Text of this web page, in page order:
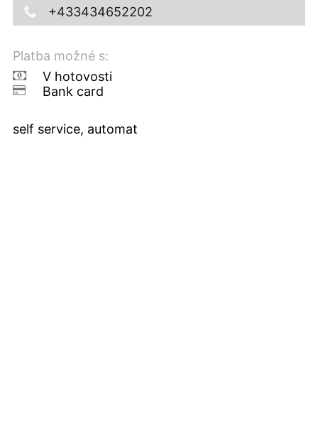
+433434652202
Platba možné s:
V hotovosti
Bank card
self service, automat